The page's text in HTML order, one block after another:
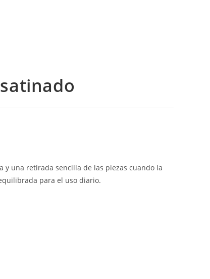
una retirada sencilla de las piezas cuando la
para el uso diario.